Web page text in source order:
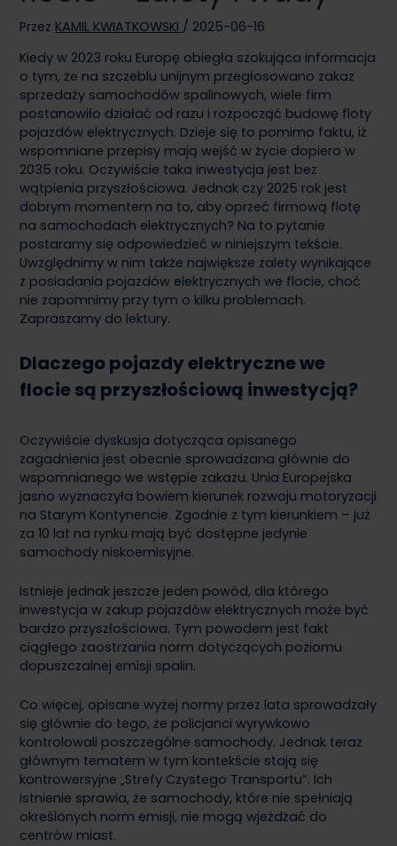
Przez KAMIL KWIATKOWSKI / 2025-06-16
Kiedy w 2023 roku Europę obiegła szokująca informacja
o tym, że na szczeblu unijnym przegłosowano zakaz
sprzedaży samochodów spalinowych, wiele firm
postanowiło działać od razu i rozpocząć budowę floty
pojazdów elektrycznych. Dzieje się to pomimo faktu, iż
wspomniane przepisy mają wejść w życie dopiero w
2035 roku. Oczywiście taka inwestycja jest bez
wątpienia przyszłościowa. Jednak czy 2025 rok jest
dobrym momentem na to, aby oprzeć firmową flotę
na samochodach elektrycznych? Na to pytanie
postaramy się odpowiedzieć w niniejszym tekście.
Uwzględnimy w nim także największe zalety wynikające
z posiadania pojazdów elektrycznych we flocie, choć
nie zapomnimy przy tym o kilku problemach.
Zapraszamy do lektury.
Dlaczego pojazdy elektryczne we
flocie są przyszłościową inwestycją?
Oczywiście dyskusja dotycząca opisanego
zagadnienia jest obecnie sprowadzana głównie do
wspomnianego we wstępie zakazu. Unia Europejska
jasno wyznaczyła bowiem kierunek rozwoju motoryzacji
na Starym Kontynencie. Zgodnie z tym kierunkiem – już
za 10 lat na rynku mają być dostępne jedynie
samochody niskoemisyjne.
Istnieje jednak jeszcze jeden powód, dla którego
inwestycja w zakup pojazdów elektrycznych może być
bardzo przyszłościowa. Tym powodem jest fakt
ciągłego zaostrzania norm dotyczących poziomu
dopuszczalnej emisji spalin.
Co więcej, opisane wyżej normy przez lata sprowadzały
się głównie do tego, że policjanci wyrywkowo
kontrolowali poszczególne samochody. Jednak teraz
głównym tematem w tym kontekście stają się
kontrowersyjne „Strefy Czystego Transportu”. Ich
istnienie sprawia, że samochody, które nie spełniają
określonych norm emisji, nie mogą wjeżdżać do
centrów miast.